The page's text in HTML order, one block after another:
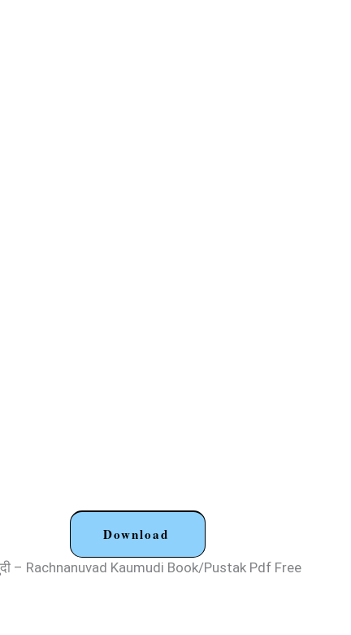
Download
– Rachnanuvad Kaumudi Book/Pustak Pdf Free